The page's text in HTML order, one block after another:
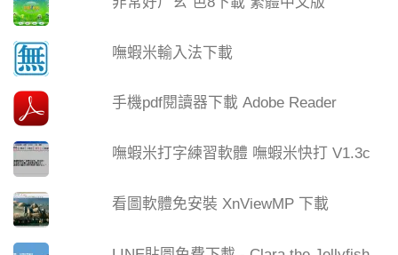
嘸蝦米輸入法下載
手機pdf閱讀器下載 Adobe Reader
嘸蝦米打字練習軟體 嘸蝦米快打 V1.3c
看圖軟體免安裝 XnViewMP 下載